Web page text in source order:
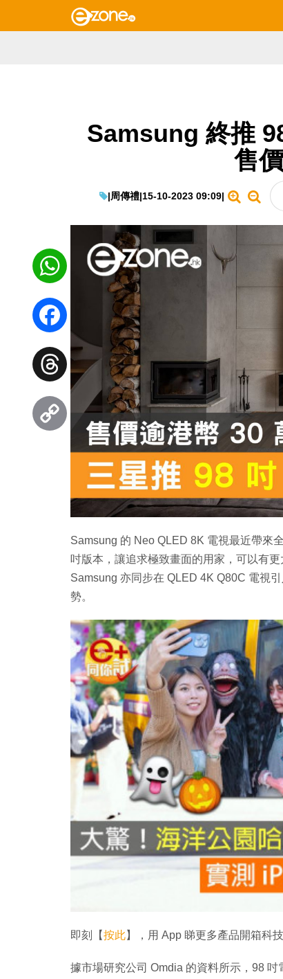
Samsung 終推
售
|周傳禮|15-10-2023 09:09|
Samsung 的 Neo QLED 8K 電視最近帶來
吋版本，讓追求極致畫面的用家，可以有
Samsung 亦同步在 QLED 4K Q80C 電視
勢。
即刻【按此】，用 App 睇更多產品開箱科
據市場研究公司 Omdia 的資料所示，98
WhatsApp
Facebook
Threads
Copy